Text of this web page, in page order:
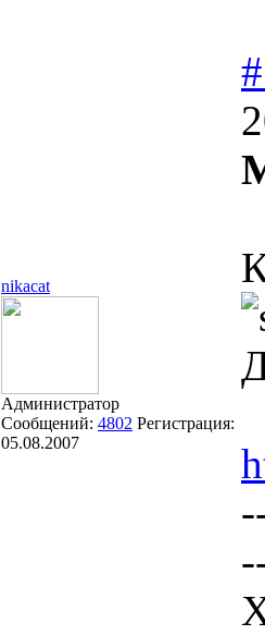
nikacat
Администратор
Сообщений: 4802 Регистрация:
05.08.2007